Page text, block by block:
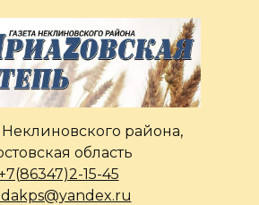
района,
область
15-45